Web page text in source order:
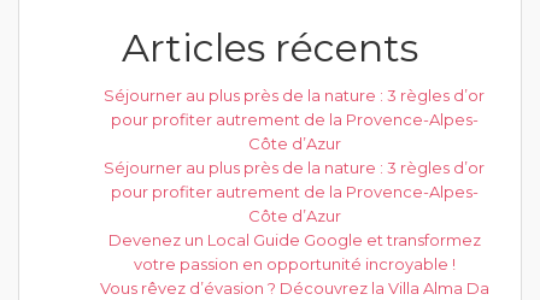
Articles récents
Séjourner au plus près de la nature : 3 règles d’or
pour profiter autrement de la Provence-Alpes-
Côte d’Azur
Séjourner au plus près de la nature : 3 règles d’or
pour profiter autrement de la Provence-Alpes-
Côte d’Azur
Devenez un Local Guide Google et transformez
votre passion en opportunité incroyable !
Vous rêvez d’évasion ? Découvrez la Villa Alma Da